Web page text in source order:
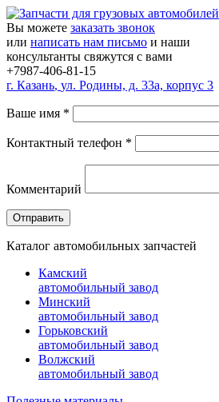
Вы можете заказать звонок
или написать нам письмо и наши
консультанты свяжутся с вами
+7987-406-81-15
г. Казань, ул. Родины, д. 33а, корпус 3
Ваше имя *
Контактный телефон *
Комментарий
Каталог автомобильных запчастей
Камский
автомобильный завод
Минский
автомобильный завод
Горьковский
автомобильный завод
Волжский
автомобильный завод